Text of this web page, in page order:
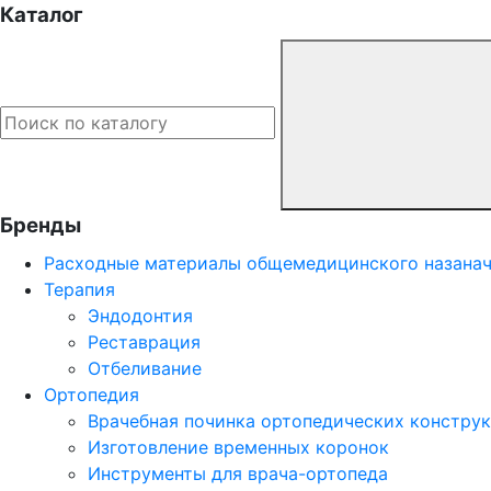
Каталог
Бренды
Расходные материалы общемедицинского
Терапия
Эндодонтия
Реставрация
Отбеливание
Ортопедия
Врачебная починка ортопедических
Изготовление временных коронок
Инструменты для врача-ортопеда